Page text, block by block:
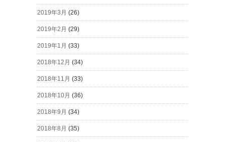
2019年3月 (26)
2019年2月 (29)
2019年1月 (33)
2018年12月 (34)
2018年11月 (33)
2018年10月 (36)
2018年9月 (34)
2018年8月 (35)